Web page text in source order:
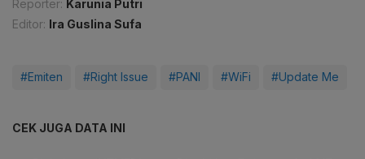
Reporter: Karunia Putri
Editor: Ira Guslina Sufa
#Emiten #Right Issue #PANI #WiFi #Update Me
CEK JUGA DATA INI